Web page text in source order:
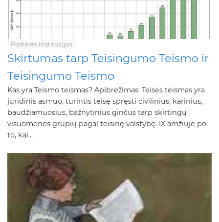
Politinės Institucijos
Skirtumas tarp Teisingumo Teismo ir
Teisingumo Teismo
Kas yra Teismo teismas? Apibrėžimas: Teisės teismas yra
juridinis asmuo, turintis teisę spręsti civilinius, karinius,
baudžiamuosius, bažnytinius ginčus tarp skirtingų
visuomenės grupių pagal teisinę valstybę. IX amžiuje po
to, kai...